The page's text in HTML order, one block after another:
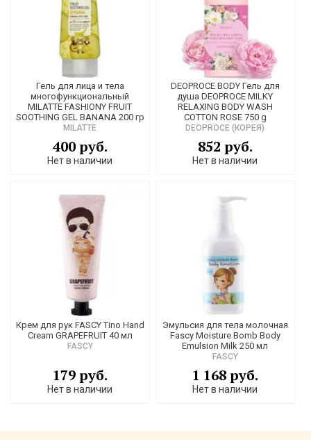
Гель для лица и тела
многофункциональный
MILATTE FASHIONY FRUIT
SOOTHING GEL BANANA 200 гр
MILATTE
400 руб.
Нет в наличии
DEOPROCE BODY Гель для
душа DEOPROCE MILKY
RELAXING BODY WASH
COTTON ROSE 750 g
DEOPROCE (КОРЕЯ)
852 руб.
Нет в наличии
Крем для рук FASCY Tino Hand
Cream GRAPEFRUIT 40 мл
FASCY
179 руб.
Нет в наличии
Эмульсия для тела молочная
Fascy Moisture Bomb Body
Emulsion Milk 250 мл
FASCY
1 168 руб.
Нет в наличии